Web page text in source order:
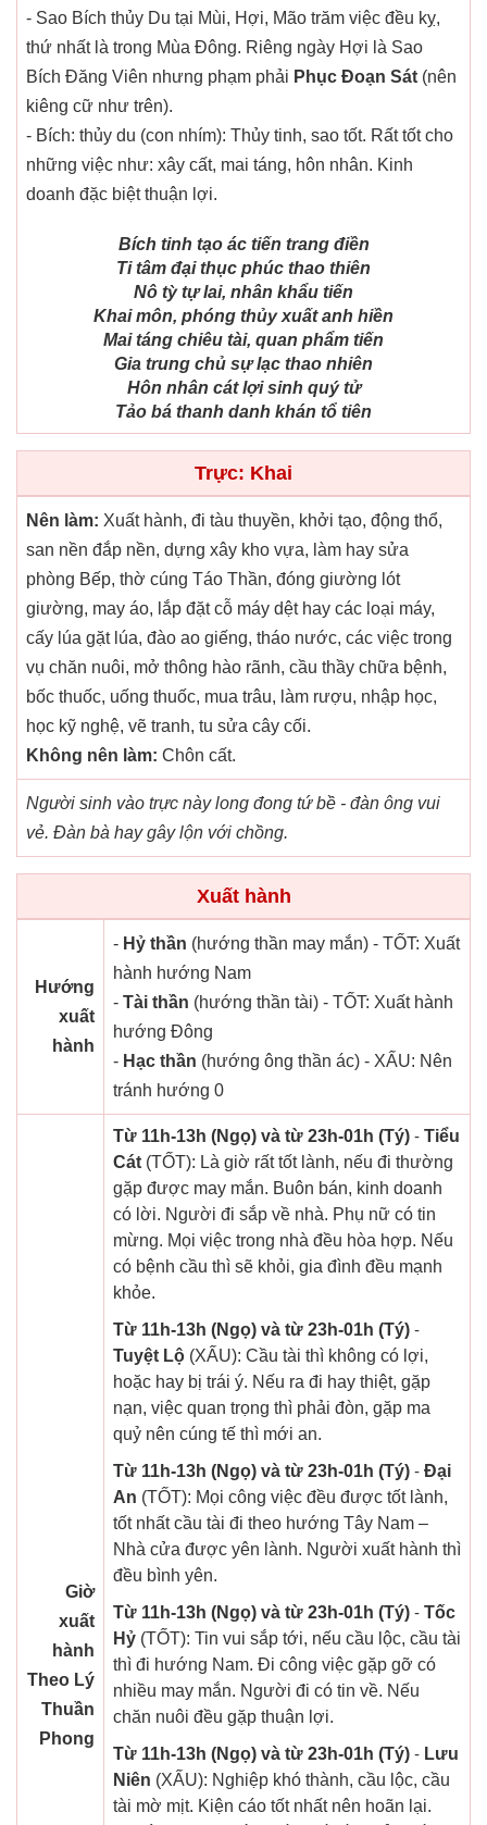
- Sao Bích thủy Du tại Mùi, Hợi, Mão trăm việc đều kỵ,
thứ nhất là trong Mùa Đông. Riêng ngày Hợi là Sao
Bích Đăng Viên nhưng phạm phải Phục Đoạn Sát (nên
kiêng cữ như trên).
- Bích: thủy du (con nhím): Thủy tinh, sao tốt. Rất tốt cho
những việc như: xây cất, mai táng, hôn nhân. Kinh
doanh đặc biệt thuận lợi.
Bích tinh tạo ác tiến trang điền
Ti tâm đại thục phúc thao thiên
Nô tỳ tự lai, nhân khẩu tiến
Khai môn, phóng thủy xuất anh hiền
Mai táng chiêu tài, quan phẩm tiến
Gia trung chủ sự lạc thao nhiên
Hôn nhân cát lợi sinh quý tử
Tảo bá thanh danh khán tổ tiên
Trực: Khai
Nên làm: Xuất hành, đi tàu thuyền, khởi tạo, động thổ,
san nền đắp nền, dựng xây kho vựa, làm hay sửa
phòng Bếp, thờ cúng Táo Thần, đóng giường lót
giường, may áo, lắp đặt cỗ máy dệt hay các loại máy,
cấy lúa gặt lúa, đào ao giếng, tháo nước, các việc trong
vụ chăn nuôi, mở thông hào rãnh, cầu thầy chữa bệnh,
bốc thuốc, uống thuốc, mua trâu, làm rượu, nhập học,
học kỹ nghệ, vẽ tranh, tu sửa cây cối.
Không nên làm: Chôn cất.
Người sinh vào trực này long đong tứ bề - đàn ông vui
vẻ. Đàn bà hay gây lộn với chồng.
Xuất hành
Hướng
xuất
hành
- Hỷ thần (hướng thần may mắn) - TỐT: Xuất
hành hướng Nam
- Tài thần (hướng thần tài) - TỐT: Xuất hành
hướng Đông
- Hạc thần (hướng ông thần ác) - XẤU: Nên
tránh hướng 0
Giờ
xuất
hành
Theo Lý
Thuần
Phong
Từ 11h-13h (Ngọ) và từ 23h-01h (Tý) - Tiểu
Cát (TỐT): Là giờ rất tốt lành, nếu đi thường
gặp được may mắn. Buôn bán, kinh doanh
có lời. Người đi sắp về nhà. Phụ nữ có tin
mừng. Mọi việc trong nhà đều hòa hợp. Nếu
có bệnh cầu thì sẽ khỏi, gia đình đều mạnh
khỏe.
Từ 11h-13h (Ngọ) và từ 23h-01h (Tý) -
Tuyệt Lộ (XẤU): Cầu tài thì không có lợi,
hoặc hay bị trái ý. Nếu ra đi hay thiệt, gặp
nạn, việc quan trọng thì phải đòn, gặp ma
quỷ nên cúng tế thì mới an.
Từ 11h-13h (Ngọ) và từ 23h-01h (Tý) - Đại
An (TỐT): Mọi công việc đều được tốt lành,
tốt nhất cầu tài đi theo hướng Tây Nam –
Nhà cửa được yên lành. Người xuất hành thì
đều bình yên.
Từ 11h-13h (Ngọ) và từ 23h-01h (Tý) - Tốc
Hỷ (TỐT): Tin vui sắp tới, nếu cầu lộc, cầu tài
thì đi hướng Nam. Đi công việc gặp gỡ có
nhiều may mắn. Người đi có tin về. Nếu
chăn nuôi đều gặp thuận lợi.
Từ 11h-13h (Ngọ) và từ 23h-01h (Tý) - Lưu
Niên (XẤU): Nghiệp khó thành, cầu lộc, cầu
tài mờ mịt. Kiện cáo tốt nhất nên hoãn lại.